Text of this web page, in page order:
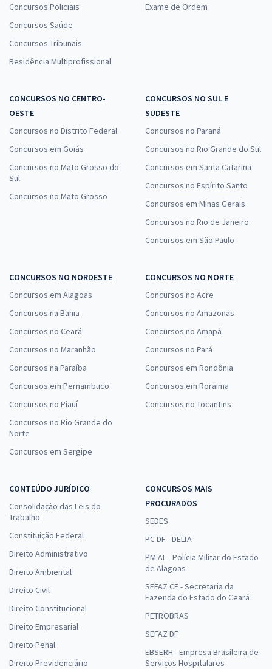
Concursos Policiais
Concursos Saúde
Concursos Tribunais
Residência Multiprofissional
Exame de Ordem
CONCURSOS NO CENTRO-
OESTE
Concursos no Distrito Federal
Concursos em Goiás
Concursos no Mato Grosso do
Sul
Concursos no Mato Grosso
CONCURSOS NO SUL E
SUDESTE
Concursos no Paraná
Concursos no Rio Grande do Sul
Concursos em Santa Catarina
Concursos no Espírito Santo
Concursos em Minas Gerais
Concursos no Rio de Janeiro
Concursos em São Paulo
CONCURSOS NO NORDESTE
Concursos em Alagoas
Concursos na Bahia
Concursos no Ceará
Concursos no Maranhão
Concursos na Paraíba
Concursos em Pernambuco
Concursos no Piauí
Concursos no Rio Grande do
Norte
Concursos em Sergipe
CONCURSOS NO NORTE
Concursos no Acre
Concursos no Amazonas
Concursos no Amapá
Concursos no Pará
Concursos em Rondônia
Concursos em Roraima
Concursos no Tocantins
CONTEÚDO JURÍDICO
Consolidação das Leis do
Trabalho
Constituição Federal
Direito Administrativo
Direito Ambiental
Direito Civil
Direito Constitucional
Direito Empresarial
Direito Penal
Direito Previdenciário
CONCURSOS MAIS
PROCURADOS
SEDES
PC DF - DELTA
PM AL - Polícia Militar do Estado
de Alagoas
SEFAZ CE - Secretaria da
Fazenda do Estado do Ceará
PETROBRAS
SEFAZ DF
EBSERH - Empresa Brasileira de
Serviços Hospitalares